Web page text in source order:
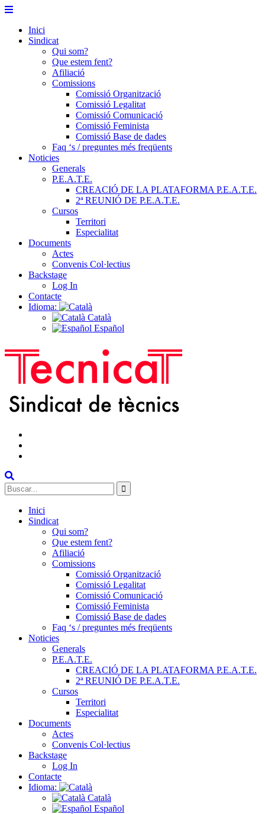
Skip
contentInici
Sindicat
Qui som?
Que estem fent?
Afiliació
Comissions
Comissió Organització
Comissió Legalitat
Comissió Comunicació
Comissió Feminista
Comissió Base de dades
Faq ‘s / preguntes més freqüents
Noticies
Generals
P.E.A.T.E.
CREACIÓ DE LA PLATAFORMA P.E.A.T.E.
2ª REUNIÓ DE P.E.A.T.E.
Cursos
Territori
Especialitat
Documents
Actes
Convenis Col·lectius
Backstage
Log In
Contacte
Idioma:
Català
Español
Search
for:
Inici
Sindicat
Qui som?
Que estem fent?
Afiliació
Comissions
Comissió Organització
Comissió Legalitat
Comissió Comunicació
Comissió Feminista
Comissió Base de dades
Faq ‘s / preguntes més freqüents
Noticies
Generals
P.E.A.T.E.
CREACIÓ DE LA PLATAFORMA P.E.A.T.E.
2ª REUNIÓ DE P.E.A.T.E.
Cursos
Territori
Especialitat
Documents
Actes
Convenis Col·lectius
Backstage
Log In
Contacte
Idioma:
Català
Español